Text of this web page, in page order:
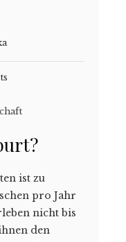
ist zu
pro Jahr
nicht bis
den